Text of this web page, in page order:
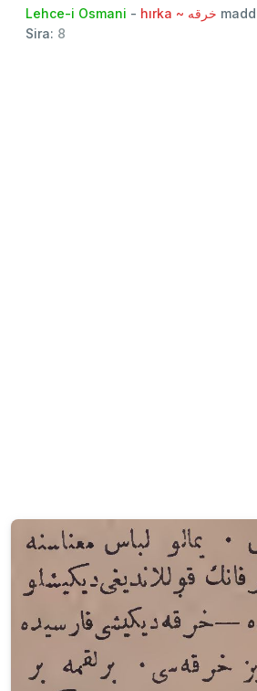
Lehce-i Osmani - hırka ~ خرقه
Sira: 8